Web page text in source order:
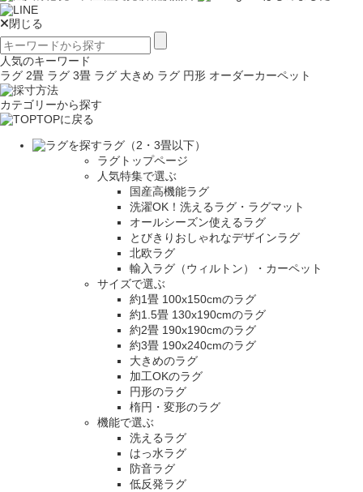
閉じる
人気のキーワード
ラグ 2畳 ラグ 3畳 ラグ 大きめ ラグ 円形 オーダーカーペット
カテゴリーから探す
TOPに戻る
ラグ（2・3畳以下）
ラグトップページ
人気特集で選ぶ
国産高機能ラグ
洗濯OK！洗えるラグ・ラグマット
オールシーズン使えるラグ
とびきりおしゃれなデザインラグ
北欧ラグ
輸入ラグ（ウィルトン）・カーペット
サイズで選ぶ
約1畳 100x150cmのラグ
約1.5畳 130x190cmのラグ
約2畳 190x190cmのラグ
約3畳 190x240cmのラグ
大きめのラグ
加工OKのラグ
円形のラグ
楕円・変形のラグ
機能で選ぶ
洗えるラグ
はっ水ラグ
防音ラグ
低反発ラグ